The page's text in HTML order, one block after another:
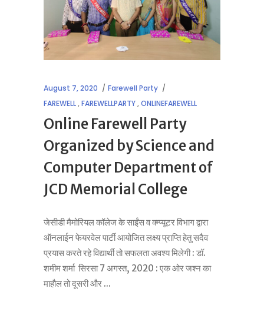
August 7, 2020
Farewell Party
FAREWELL,FAREWELLPARTY,ONLINEFAREWELL
Online Farewell Party
Organized by Science and
Computer Department of
JCD Memorial College
जेसीडी मैमोरियल कॉलेज के साईंस व क्म्प्यूटर विभाग द्वारा
ऑनलाईन फेयरवेल पार्टी आयोजित लक्ष्य प्राप्ति हेतु सदैव
प्रयास करते रहे विद्यार्थी तो सफलता अवश्य मिलेगी : डॉ.
शमीम शर्मा सिरसा 7 अगस्त, 2020 : एक ओर जश्न का
माहौल तो दूसरी और